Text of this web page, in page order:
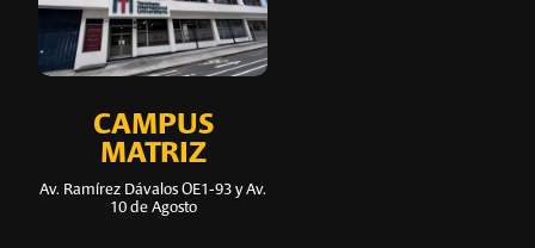
CAMPUS
MATRIZ
Av. Ramírez Dávalos OE1-93 y Av.
10 de Agosto